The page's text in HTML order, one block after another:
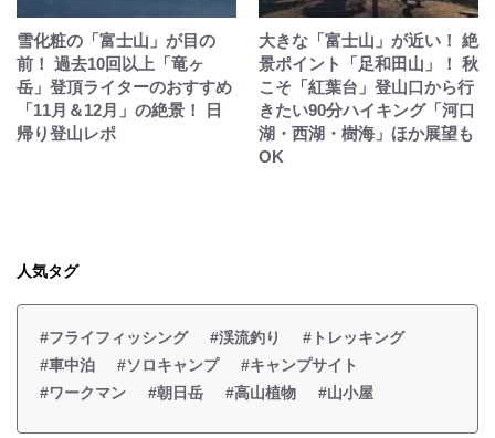
雪化粧の「富士山」が目の
前！ 過去10回以上「竜ヶ
岳」登頂ライターのおすすめ
「11月＆12月」の絶景！ 日
帰り登山レポ
大きな「富士山」が近い！ 絶
景ポイント「足和田山」！ 秋
こそ「紅葉台」登山口から行
きたい90分ハイキング「河口
湖・西湖・樹海」ほか展望も
OK
人気タグ
#フライフィッシング #渓流釣り
#トレッキング
#車中泊
#ソロキャンプ
#キャンプサイト
#ワークマン
#朝日岳 #高山植物 #山小屋